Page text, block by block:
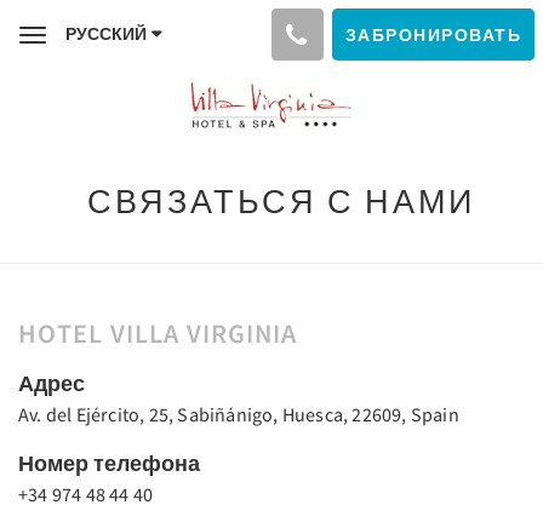
ToggleРУССКИЙ ЗАБРОНИРОВАТЬ
СВЯЗАТЬСЯ С НАМИ
HOTEL VILLA VIRGINIA
Адрес
Av. del Ejército, 25, Sabiñánigo, Huesca, 22609, Spain
Номер телефона
+34 974 48 44 40